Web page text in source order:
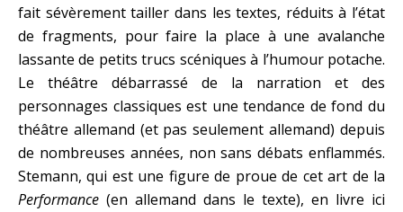
fait sévèrement tailler dans les textes, réduits à l’état
de fragments, pour faire la place à une avalanche
lassante de petits trucs scéniques à l’humour potache.
Le théâtre débarrassé de la narration et des
personnages classiques est une tendance de fond du
théâtre allemand (et pas seulement allemand) depuis
de nombreuses années, non sans débats enflammés.
Stemann, qui est une figure de proue de cet art de la
Performance (en allemand dans le texte), en livre ici